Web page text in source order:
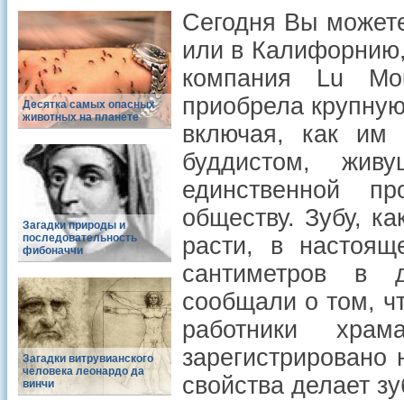
Десятка самых опасных
животных на планете
Загадки природы и
последовательность
фибоначчи
Загадки витрувианского
человека леонардо да
винчи
Сегодня Вы
или в
компания Lu
приобрела
включая, как им
буддистом,
единственной
обществу. Зубу,
расти, в
сантиметров в
сообщали о том,
работники
свойства делает